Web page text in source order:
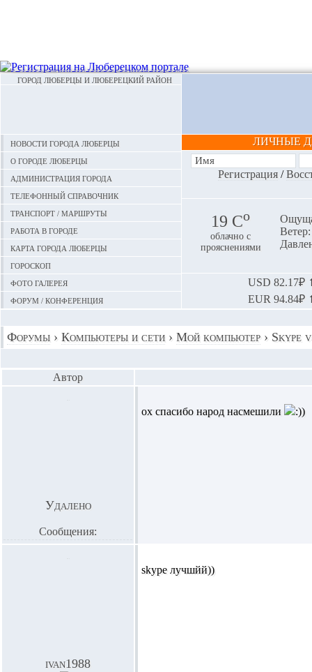
ГОРОД ЛЮБЕРЦЫ И ЛЮБЕРЕЦКИЙ РАЙОН
Новости города Люберцы
О городе Люберцы
Администрация города
Телефонный справочник
Транспорт / маршруты
Работа в городе
Карта города Люберцы
Гороскоп
Фото галерея
Форум / конференция
ЛИЧНЫЕ
Регистрация/
19 Сo
облачно с
прояснениями
USD 82.17₽
EUR 94.84₽
Форумы › Компьютеры и сети › Мой компьютер › Skype
Автор
Удалено
Сообщения:
ох спасибо народ насмешили
ivan1988
skype лучшйй))